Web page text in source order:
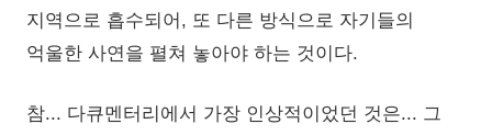
지역으로 흡수되어, 또 다른 방식으로 자기들의
억울한 사연을 펼쳐 놓아야 하는 것이다.
참... 다큐멘터리에서 가장 인상적이었던 것은... 그